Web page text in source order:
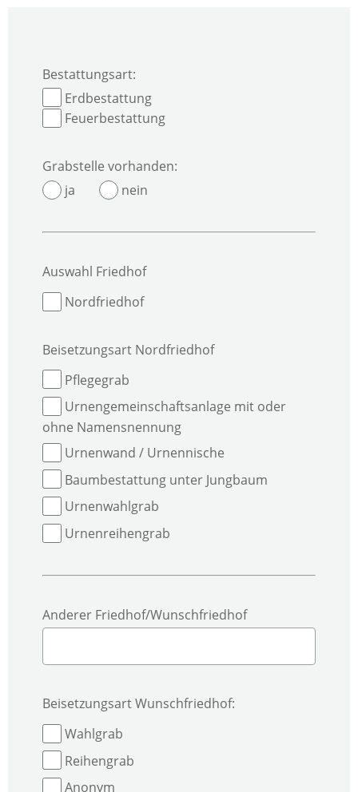
Bestattungsart:
Erdbestattung
Feuerbestattung
Grabstelle vorhanden:
ja
nein
Auswahl Friedhof
Nordfriedhof
Beisetzungsart Nordfriedhof
Pflegegrab
Urnengemeinschaftsanlage mit oder
ohne Namensnennung
Urnenwand / Urnennische
Baumbestattung unter Jungbaum
Urnenwahlgrab
Urnenreihengrab
Anderer Friedhof/Wunschfriedhof
Beisetzungsart Wunschfriedhof:
Wahlgrab
Reihengrab
Anonym